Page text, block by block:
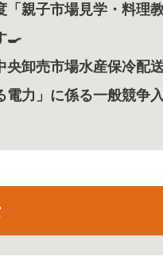
「親子市場見学・料理
🍳
央卸売市場水産保冷配
電力」に係る一般競争